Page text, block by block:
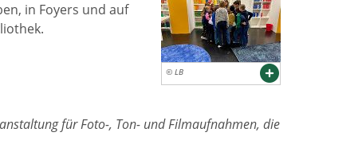
© LB
in Foyers und auf
für Foto-, Ton- und Filmaufnahmen, die